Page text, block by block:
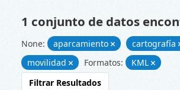
1 conjunto de datos
None: aparcamiento
cartografía
movilidad
Formatos:
KML
Filtrar Resultados